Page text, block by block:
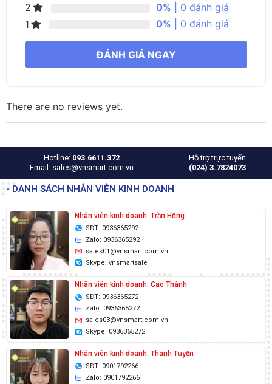
2
0% | 0 đánh giá
1
0% | 0 đánh giá
ĐÁNH GIÁ NGAY
There are no reviews yet.
Hotline: 093.6611.372
Email: sales@vnsmart.com.vn
Hỗ trợ trực tuyến
(024) 3.7824073
- DANH SÁCH NHÂN VIÊN KINH DOANH
Nhân viên kinh doanh: Trần Hồng
SĐT: 0936365292
Zalo: 0936365292
sales01@vnsmart.com.vn
Skype: vnsmartsale
Nhân viên kinh doanh: Cao Thành
SĐT: 0936365272
Zalo: 0936365272
sales03@vnsmart.com.vn
Skype: 0936365272
Nhân viên kinh doanh: Thanh Tuyền
SĐT: 0901792266
Zalo: 0901792266